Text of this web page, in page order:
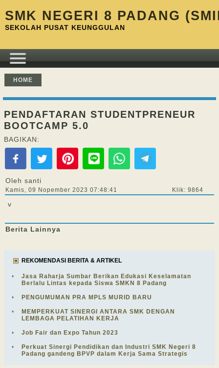
SMK NEGERI 8 PADANG
SEKOLAH PUSAT KEUNGGULAN
HOME
PENDAFTARAN STUDENTPRENEUR
BOOTCAMP 5.0
BAGIKAN:
Oleh santi
Kamis, 09 Nopember 2023 07:48:41 Klik: 9864
v
Berita Lainnya
REKOMENDASI BERITA & ARTIKEL
•
Jasa Raharja Sumbar Berikan Edukasi Keselamatan
Berlalu Lintas kepada Siswa SMKN 8 Padang
• PENGUMUMAN PRA MPLS MURID BARU
•
MEMPERKUAT SINERGI ANTARA SMK DENGAN
LEMBAGA PELATIHAN KERJA
• Job Fair dan Expo Tahun 2023
•
Perkuat Sinergi Pendidikan dan Industri SMK Negeri 8
Padang gandeng BPVP dalam Kerja Sama Strategis